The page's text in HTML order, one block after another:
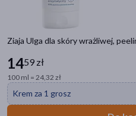
Ziaja Ulga dla skóry wrażliwej,
1459 zł
100 ml = 24,32 zł
Krem za 1 grosz
Kategorie produktów
Do poprzedniej kategorii
Pielęgnacja twarzy
Maseczki LED na